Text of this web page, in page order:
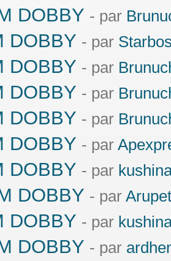
DOBBY - par
DOBBY - par
DOBBY - par
DOBBY - par
DOBBY - par
DOBBY - par
DOBBY - par
DOBBY - par
DOBBY - par
DOBBY - par